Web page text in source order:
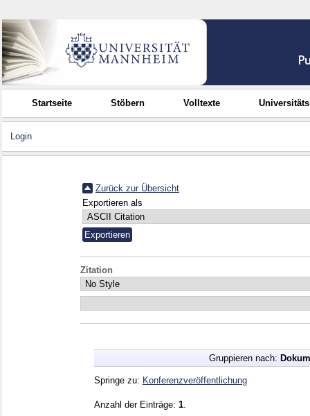
Startseite Stöbern Volltexte
Login
Zurück zur Übersicht
Exportieren als
Zitation
Gruppieren nach:
Springe zu: Konferenzveröffentlichung
Anzahl der Einträge: 1